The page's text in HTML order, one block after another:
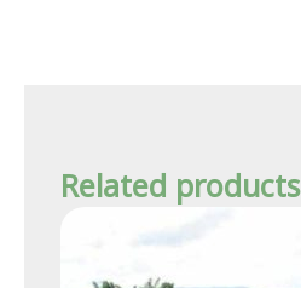
Related products